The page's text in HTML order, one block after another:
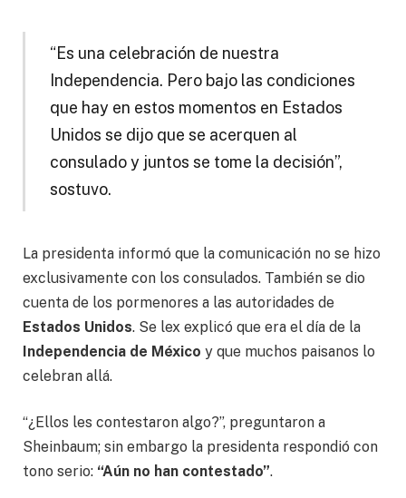
“Es una celebración de nuestra
Independencia. Pero bajo las condiciones
que hay en estos momentos en Estados
Unidos se dijo que se acerquen al
consulado y juntos se tome la decisión”,
sostuvo.
La presidenta informó que la comunicación no se hizo
exclusivamente con los consulados. También se dio
cuenta de los pormenores a las autoridades de
Estados Unidos. Se lex explicó que era el día de la
Independencia de México y que muchos paisanos lo
celebran allá.
“¿Ellos les contestaron algo?”, preguntaron a
Sheinbaum; sin embargo la presidenta respondió con
tono serio: “Aún no han contestado”.